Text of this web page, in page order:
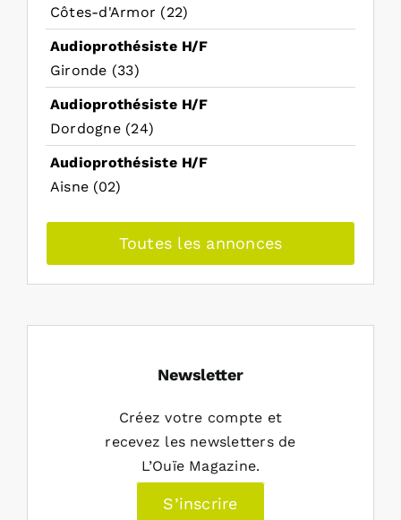
Côtes-d'Armor (22)
Audioprothésiste H/F
Gironde (33)
Audioprothésiste H/F
Dordogne (24)
Audioprothésiste H/F
Aisne (02)
Toutes les annonces
Newsletter
Créez votre compte et
recevez les newsletters de
L’Ouïe Magazine.
S’inscrire